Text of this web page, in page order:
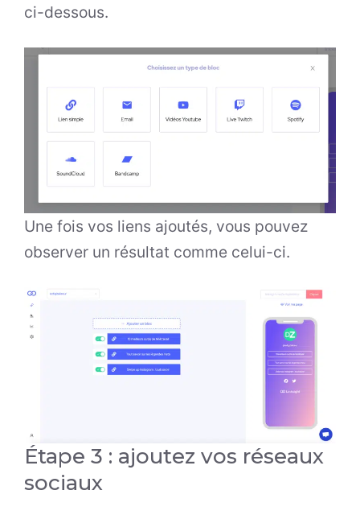
ci-dessous.
Une fois vos liens ajoutés, vous pouvez
observer un résultat comme celui-ci.
Étape 3 : ajoutez vos réseaux
sociaux